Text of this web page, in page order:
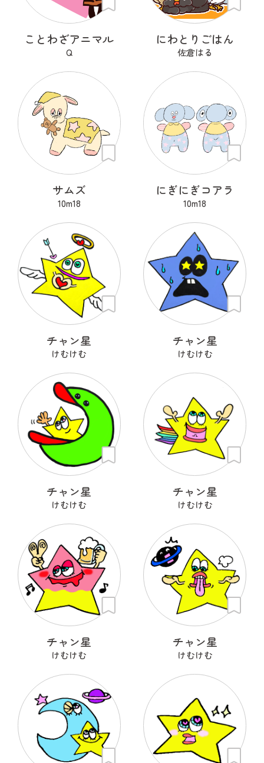
ことわざアニマル
Q
にわとりごはん
佐倉はる
サムズ
10m18
にぎにぎコアラ
10m18
チャン星
けむけむ
チャン星
けむけむ
チャン星
けむけむ
チャン星
けむけむ
チャン星
けむけむ
チャン星
けむけむ